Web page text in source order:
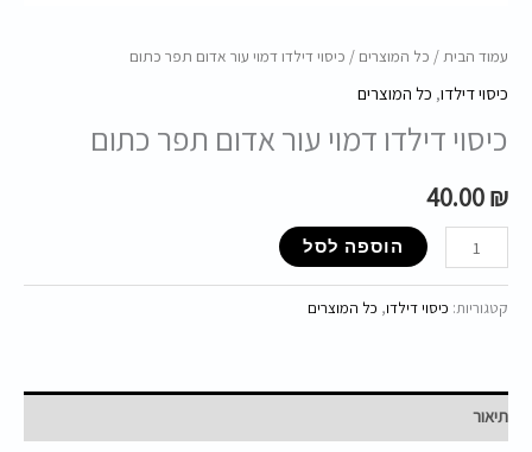
עמוד הבית/ כל המוצרים / כיסוי דילדו דמוי עור אדום תפר כתום
כיסוי דילדו, כל המוצרים
כיסוי דילדו דמוי עור אדום תפר כתום
40.00₪
הוספה לסל
קטגוריות: כיסוי דילדו, כל המוצרים
תיאור